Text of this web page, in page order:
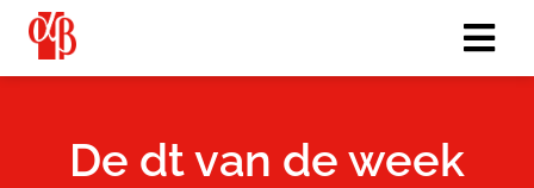
De dt van de week